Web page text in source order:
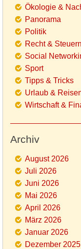
Ökologie &
Panorama
Politik
Recht & Steuern
Social
Sport
Tipps & Tricks
Urlaub &
Wirtschaft &
Archiv
August 2026
Juli 2026
Juni 2026
Mai 2026
April 2026
März 2026
Januar 2026
Dezember 2025